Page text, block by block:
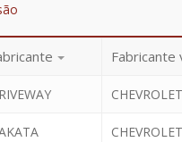
Fabricante
CHEVROLET
CHEVROLET